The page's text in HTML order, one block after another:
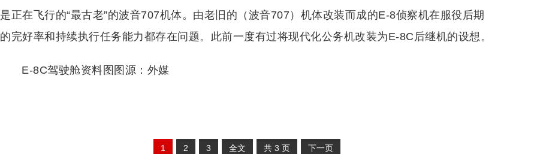
是正在飞行的“最古老”的波音707机体。由老旧的（波音707）机体改装而成的E-8侦察机在服役后期
的完好率和持续执行任务能力都存在问题。此前一度有过将现代化公务机改装为E-8C后继机的设想。
E-8C驾驶舱资料图图源：外媒
1 2 3 全文 共 3 页 下一页